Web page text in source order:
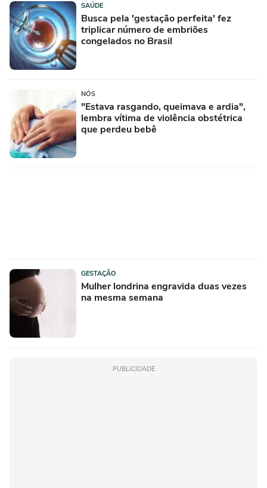
SAÚDE
Busca pela 'gestação perfeita' fez
triplicar número de embriões
congelados no Brasil
NÓS
"Estava rasgando, queimava e ardia",
lembra vítima de violência obstétrica
que perdeu bebê
GESTAÇÃO
Mulher londrina engravida duas vezes
na mesma semana
PUBLICIDADE